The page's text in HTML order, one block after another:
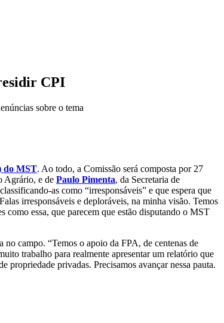
CPI
sobre o tema
do MST. Ao todo, a Comissão será composta por 27
Agrário, e de Paulo Pimenta, da Secretaria de
as como “irresponsáveis” e que espera que
irresponsáveis e deploráveis, na minha visão. Temos
como essa, que parecem que estão disputando o MST
no campo. “Temos o apoio da FPA, de centenas de
trabalho para realmente apresentar um relatório que
propriedade privadas. Precisamos avançar nessa pauta.